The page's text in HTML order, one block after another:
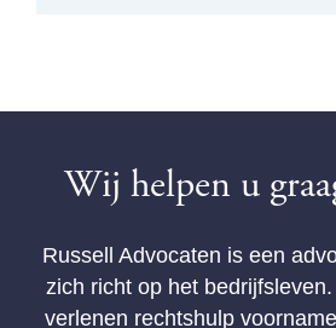
Wij helpen u
Russell Advocaten is een
zich richt op het
verlenen rechtshulp